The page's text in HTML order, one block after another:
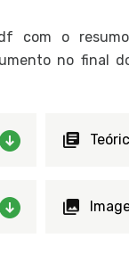
com o
no final